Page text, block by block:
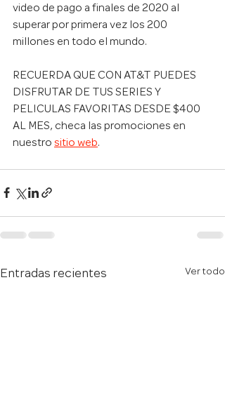
video de pago a finales de 2020 al
superar por primera vez los 200
millones en todo el mundo.
RECUERDA QUE CON AT&T PUEDES
DISFRUTAR DE TUS SERIES Y
PELICULAS FAVORITAS DESDE $400
AL MES, checa las promociones en
nuestro sitio web.
Entradas recientes Ver todo